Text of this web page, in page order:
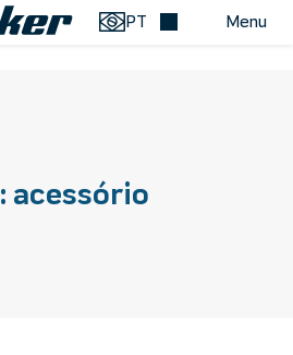
PT Menu
acessório